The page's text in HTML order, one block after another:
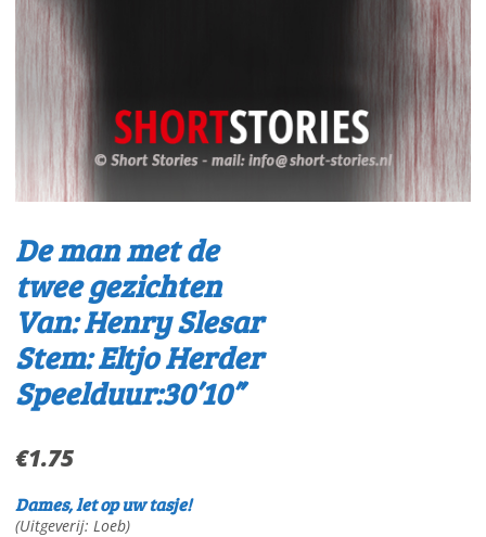
De man met de
twee gezichten
Van: Henry Slesar
Stem: Eltjo Herder
Speelduur:30’10”
€1.75
Dames, let op uw tasje!
(Uitgeverij: Loeb)